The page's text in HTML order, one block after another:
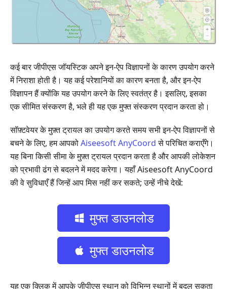
कई बार जीपीएस जॉयस्टिक अपने इन-ऐप विज्ञापनों के कारण उपयोग करने
में निराशा होती है। यह कई परेशानियों का कारण बनता है, और इन-ऐप
विज्ञापन हैं क्योंकि यह उपयोग करने के लिए स्वतंत्र है। इसलिए, इसका
एक सीमित संस्करण है, भले ही यह एक मुफ्त संस्करण प्रदान करता हो।
सॉफ़्टवेयर के मुफ़्त ट्रायल का उपयोग करते समय सभी इन‑ऐप विज्ञापनों से
बचने के लिए, हम आपकोAiseesoft AnyCoordसे परिचित कराएँगे।
यह बिना किसी सीमा के मुफ़्त ट्रायल प्रदान करता है और आपकी लोकेशन
को प्रभावी ढंग से बदलने में मदद करेगा। यहाँ Aiseesoft AnyCoord
की वे सुविधाएँ हैं जिन्हें आप मिस नहीं कर सकते; उन्हें नीचे देखें:
मुफ्त डाउनलोड
मुफ्त डाउनलोड
यह एक क्लिक में आपके जीपीएस स्थान को विभिन्न स्थानों में बदल सकता